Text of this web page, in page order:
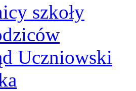
szkoły
Uczniowski